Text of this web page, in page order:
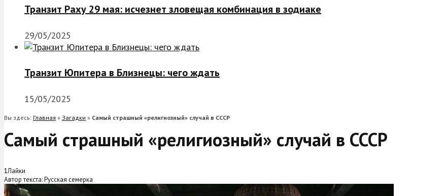
Транзит Раху 29 мая: исчезнет зловещая комбинация в зодиаке
29/05/2025
Транзит Юпитера в Близнецы: чего ждать
15/05/2025
Вы здесь: Главная » Загадки » Самый страшный «религиозный» случай в СССР
Самый страшный «религиозный» случай в СССР
1Лайки
Автор текста: Русская семерка